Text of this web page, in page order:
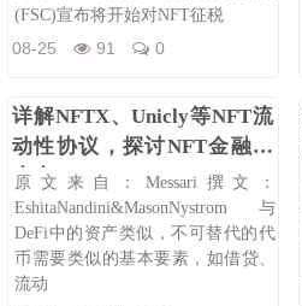
(FSC)宣布将开始对NFT征税
08-25 91 0
详解NFTX、Unicly等NFT流
动性协议，探讨NFT金融化
未来
原文来自：Messari撰文：
EshitaNandini&MasonNystrom与
DeFi中的资产类似，不可替代的代
币需要类似的基本要素，如借贷、
流动